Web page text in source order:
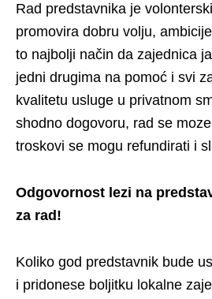
Rad predstavnika je
promovira dobru volju,
to najbolji način da zajednica
jedni drugima na pomoć i svi
kvalitetu usluge u privatnom
shodno dogovoru, rad se
troskovi se mogu refundirati i
Odgovornost lezi na
za rad!
Koliko god predstavnik bude
i pridonese boljitku lokalne